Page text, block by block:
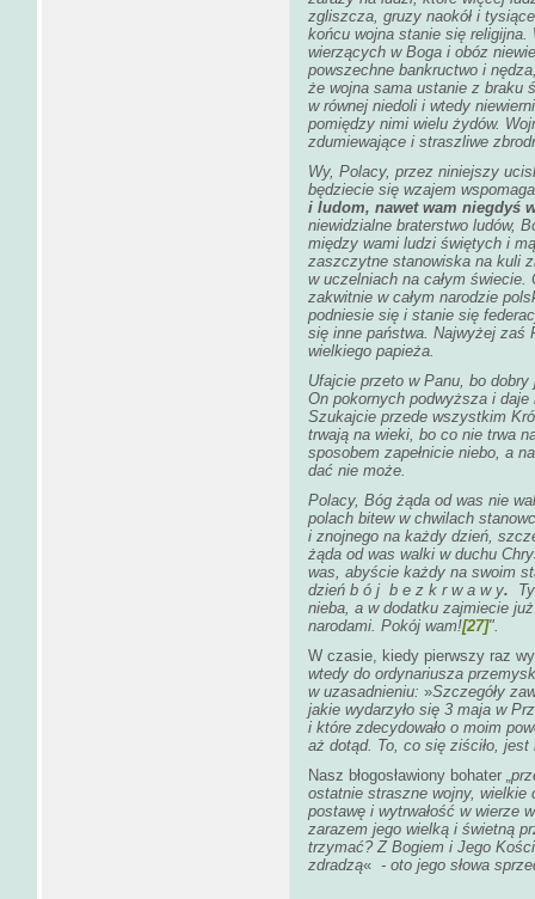
zgliszcza, gruzy naokół i
końcu wojna stanie się
wierzących w Boga i obóz
powszechne bankructwo i
że wojna sama ustanie z braku
w równej niedoli i wtedy
pomiędzy nimi wielu żydów.
zdumiewające i straszliwe
Wy, Polacy, przez niniejszy
będziecie się wzajem
i ludom, nawet wam niegdyś
niewidzialne braterstwo ludów,
między wami ludzi świętych i
zaszczytne stanowiska na kuli
w uczelniach na całym
zakwitnie w całym narodzie
podniesie się i stanie się
się inne państwa. Najwyżej zaś
wielkiego papieża.
Ufajcie przeto w Panu, bo
On pokornych podwyższa i
Szukajcie przede wszystkim
trwają na wieki, bo co nie trwa
sposobem zapełnicie niebo, a
dać nie może.
Polacy, Bóg żąda od was nie
polach bitew w chwilach
i znojnego na każdy dzień,
żąda od was walki w duchu
was, abyście każdy na swoim
dzień b ó j b e z k r w a w y.
nieba, a w dodatku zajmiecie
narodami. Pokój wam![27]".
W czasie, kiedy pierwszy raz
wtedy do ordynariusza
w uzasadnieniu: »Szczegóły
jakie wydarzyło się 3 maja w
i które zdecydowało o moim
aż dotąd. To, co się ziściło,
Nasz błogosławiony bohater
ostatnie straszne wojny, wielkie
postawę i wytrwałość w wierze
zarazem jego wielką i świetną
trzymać? Z Bogiem i Jego
zdradzą« - oto jego słowa